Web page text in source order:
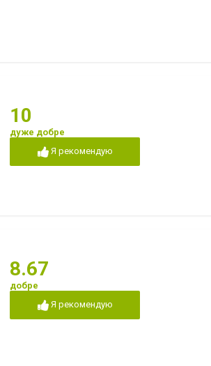
10
дуже добре
Я рекомендую
8.67
добре
Я рекомендую